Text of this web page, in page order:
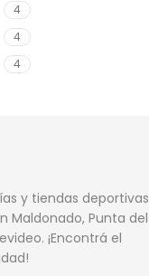
4
4
4
y tiendas deportivas
Maldonado, Punta del
¡Encontrá el